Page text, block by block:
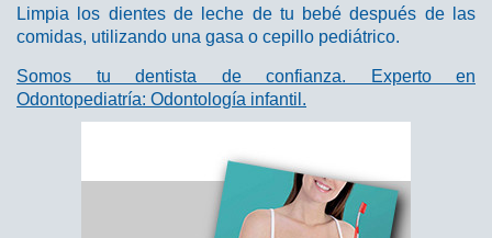
Limpia los dientes de leche de tu bebé después de las
comidas, utilizando una gasa o cepillo pediátrico.
Somos tu dentista de confianza. Experto en
Odontopediatría: Odontología infantil.